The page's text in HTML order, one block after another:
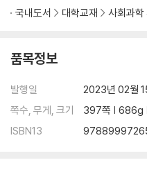
제3장 정신분석이론: 프로이트
2. 주요 개념
4. 자아방어기제
5. 사회복지실천에의 적용
제4장 분석심리이론: 융
국내도서 대학교재 사회과학
품목정보
발행일
2023년 02월
쪽수, 무게, 크기
397쪽 |
ISBN13